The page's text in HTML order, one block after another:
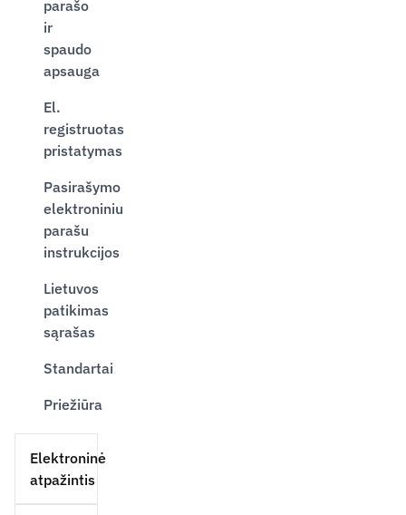
parašo
ir
spaudo
apsauga
El.
registruotas
pristatymas
Pasirašymo
elektroniniu
parašu
instrukcijos
Lietuvos
patikimas
sąrašas
Standartai
Priežiūra
Elektroninė
atpažintis